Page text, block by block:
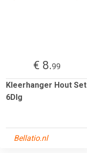
€ 8.99
Kleerhanger Hout Set
6Dlg
Bellatio.nl